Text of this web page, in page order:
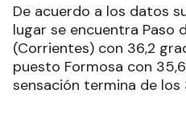
De acuerdo a los datos
lugar se encuentra Paso
(Corrientes) con 36,2
puesto Formosa con
sensación termina de los